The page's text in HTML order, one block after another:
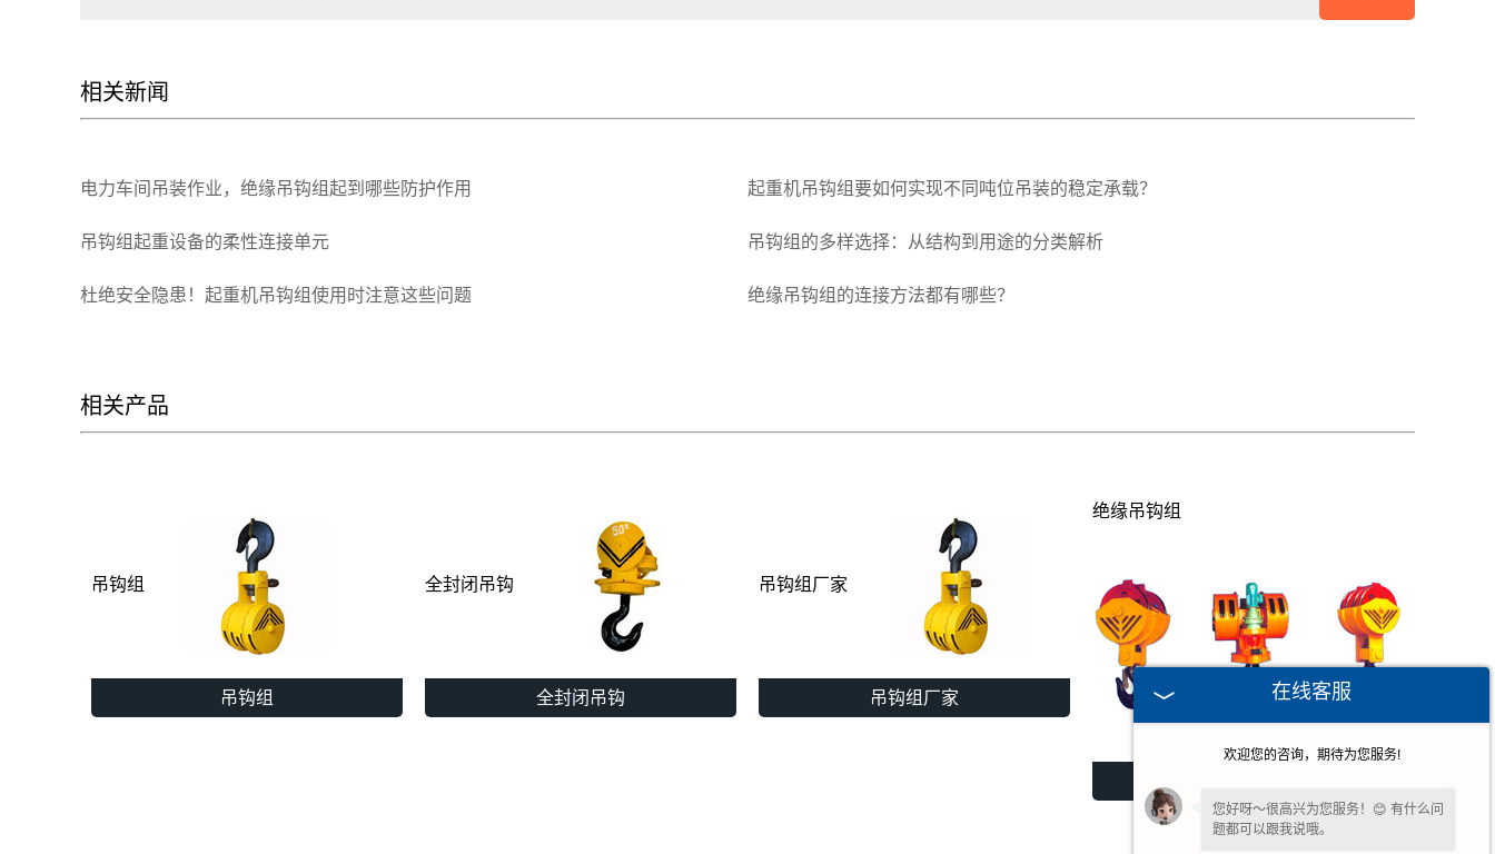
相关新闻
电力车间吊装作业，绝缘吊钩组起到哪些防护作用 起重机吊钩组要如何实现不同吨位吊装的稳定承载？
吊钩组起重设备的柔性连接单元 吊钩组的多样选择：从结构到用途的分类解析
杜绝安全隐患！起重机吊钩组使用时注意这些问题 绝缘吊钩组的连接方法都有哪些？
相关产品
吊钩组
吊钩组
全封闭吊钩
全封闭吊钩
吊钩组厂家
吊钩组厂家
绝缘吊钩组
在线客服
欢迎您的咨询，期待为您服务!
您好呀～很高兴为您服务！😊 有什么问
题都可以跟我说哦。